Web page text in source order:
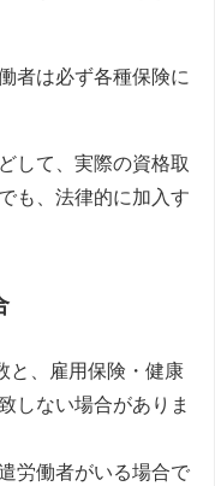
者は必ず各種保険に
して、実際の資格取
も、法律的に加入す
と、雇用保険・健康
しない場合がありま
労働者がいる場合で